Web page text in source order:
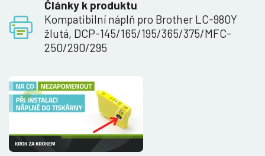
Články k produktu
Kompatibilní náplň pro Brother LC-980Y
žlutá, DCP-145/165/195/365/375/MFC-
250/290/295